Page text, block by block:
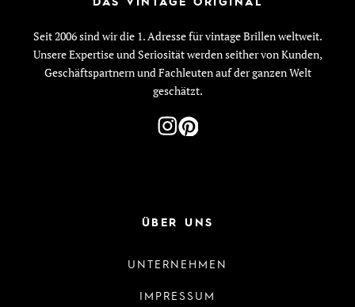
Seit 2006 sind wir die 1. Adresse für vintage Brillen weltweit.
Unsere Expertise und Seriosität werden seither von Kunden,
Geschäftspartnern und Fachleuten auf der ganzen Welt
geschätzt.
ÜBER UNS
UNTERNEHMEN
IMPRESSUM